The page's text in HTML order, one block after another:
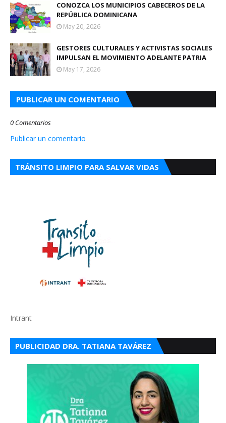
CONOZCA LOS MUNICIPIOS CABECEROS DE LA
REPÚBLICA DOMINICANA
May 20, 2026
GESTORES CULTURALES Y ACTIVISTAS SOCIALES
IMPULSAN EL MOVIMIENTO ADELANTE PATRIA
May 17, 2026
PUBLICAR UN COMENTARIO
0 Comentarios
Publicar un comentario
TRÁNSITO LIMPIO PARA SALVAR VIDAS
Intrant
PUBLICIDAD DRA. TATIANA TAVÁREZ